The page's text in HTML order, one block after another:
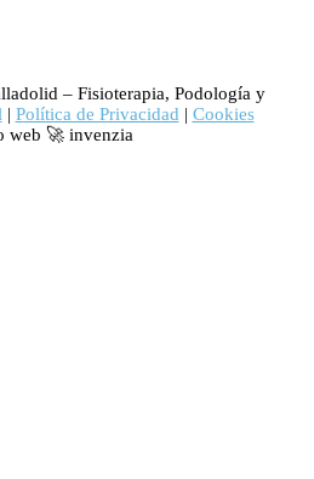
– Fisioterapia, Podología y
| Política de Privacidad | Cookies
web 🚀 invenzia